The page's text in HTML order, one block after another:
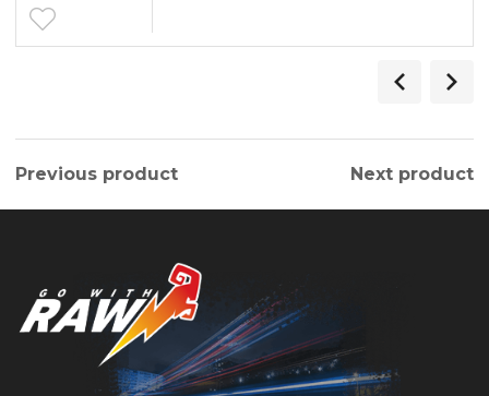
Previous product Next product